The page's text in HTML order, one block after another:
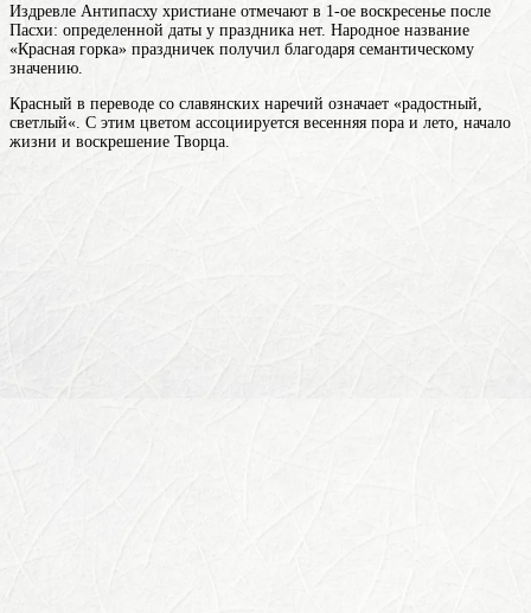
Издревле Антипасху христиане отмечают в 1-ое воскресенье после
Пасхи: определенной даты у праздника нет. Народное название
«Красная горка» праздничек получил благодаря семантическому
значению.
Красный в переводе со славянских наречий означает «радостный,
светлый«. С этим цветом ассоциируется весенняя пора и лето, начало
жизни и воскрешение Творца.